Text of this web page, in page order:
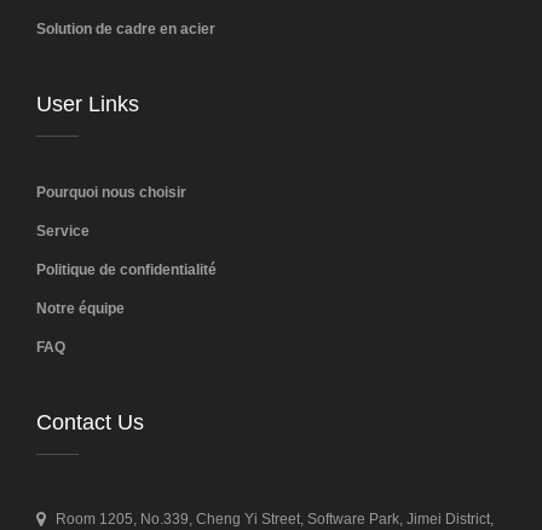
Solution de cadre en acier
User Links
Pourquoi nous choisir
Service
Politique de confidentialité
Notre équipe
FAQ
Contact Us
Room 1205, No.339, Cheng Yi Street, Software Park, Jimei District,